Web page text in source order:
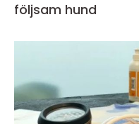
följsam hund